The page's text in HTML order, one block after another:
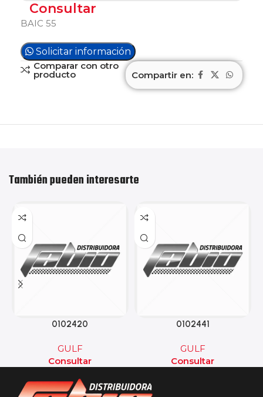
Consultar
BAIC 55
Solicitar información
Comparar con otro
producto Compartir en:
También pueden interesarte
0102420
GULF
Consultar
0102441
GULF
Consultar